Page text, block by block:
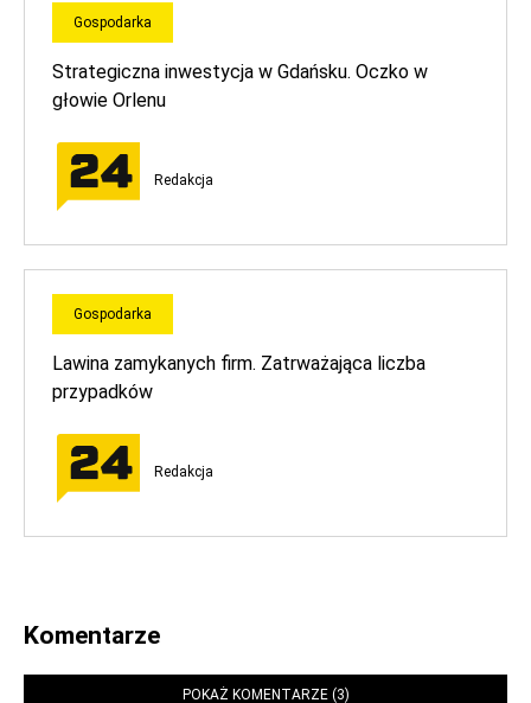
Gospodarka
Strategiczna inwestycja w Gdańsku. Oczko w
głowie Orlenu
Redakcja
Gospodarka
Lawina zamykanych firm. Zatrważająca liczba
przypadków
Redakcja
Komentarze
POKAŻ KOMENTARZE (3)